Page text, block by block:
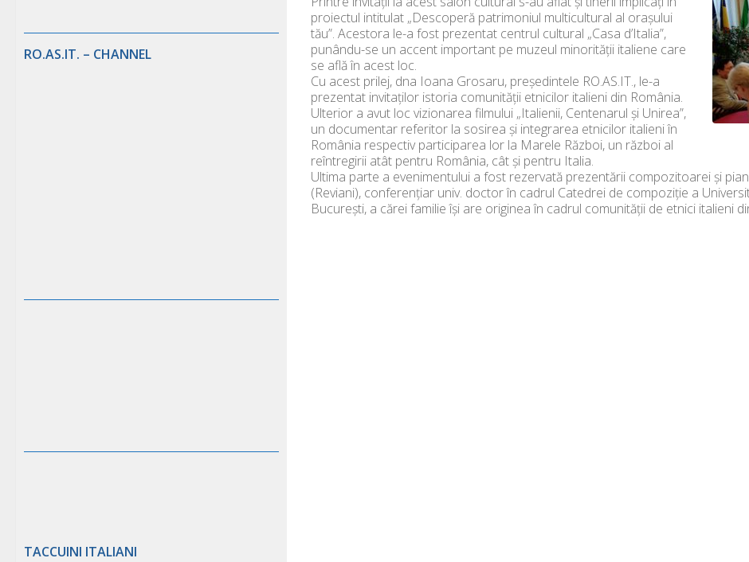
proiectul intitulat „Descoperă patrimoniul multicultural al orașului
tău”. Acestora le-a fost prezentat centrul cultural „Casa d’Italia”,
punându-se un accent important pe muzeul minorității italiene care
se află în acest loc.
Cu acest prilej, dna Ioana Grosaru, președintele RO.AS.IT., le-a
prezentat invitaților istoria comunității etnicilor italieni din România.
Ulterior a avut loc vizionarea filmului „Italienii, Centenarul și Unirea”,
un documentar referitor la sosirea și integrarea etnicilor italieni în
România respectiv participarea lor la Marele Război, un război al
reîntregirii atât pentru România, cât și pentru Italia.
Ultima parte a evenimentului a fost rezervată prezentării compozitoarei și
(Reviani), conferențiar univ. doctor în cadrul Catedrei de compoziție a
București, a cărei familie își are originea în cadrul comunității de etnici italieni
RO.AS.IT. – CHANNEL
TACCUINI ITALIANI